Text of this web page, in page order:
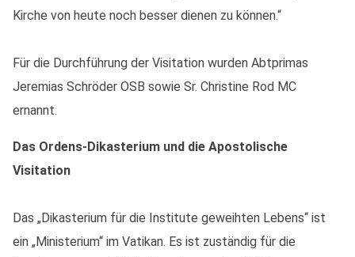
Kirche von heute noch besser dienen zu können.“
Für die Durchführung der Visitation wurden Abtprimas
Jeremias Schröder OSB sowie Sr. Christine Rod MC
ernannt.
Das Ordens-Dikasterium und die Apostolische
Visitation
Das „Dikasterium für die Institute geweihten Lebens“ ist
ein „Ministerium“ im Vatikan. Es ist zuständig für die